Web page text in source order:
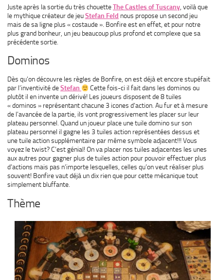
Juste après la sortie du très chouetteThe Castles of Tuscany , voilà que
le mythique créateur de jeuStefan Feld nous propose un second jeu
mais de sa ligne plus « costaude ». Bonfire est en effet, et pour notre
plus grand bonheur, un jeu beaucoup plus profond et complexe que sa
précédente sortie.
Dominos
Dès qu’on découvre les règles de Bonfire, on est déjà et encore stupéfait
par l’inventivité deStefan
Cette fois-ci il fait dans les dominos ou
plutôt il en invente un dérivé! Les joueurs disposent de 8 tuiles
« dominos » représentant chacune 3 icones d’action. Au fur et à mesure
de l’avancée de la partie, ils vont progressivement les placer sur leur
plateau personnel. Quand un joueur place une tuile domino sur son
plateau personnel il gagne les 3 tuiles action représentées dessus et
une tuile action supplémentaire par même symbole adjacent!!! Vous
voyez le twist? C’est génial! On va placer nos tuiles adjacentes les unes
aux autres pour gagner plus de tuiles action pour pouvoir effectuer plus
d’actions mais pas n’importe lesquelles, celles qu’on veut réaliser plus
souvent! Bonfire vaut déjà un dix rien que pour cette mécanique tout
simplement bluffante.
Thème